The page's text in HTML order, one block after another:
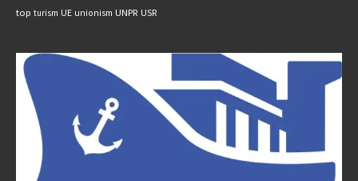
top turism UE unionism UNPR USR